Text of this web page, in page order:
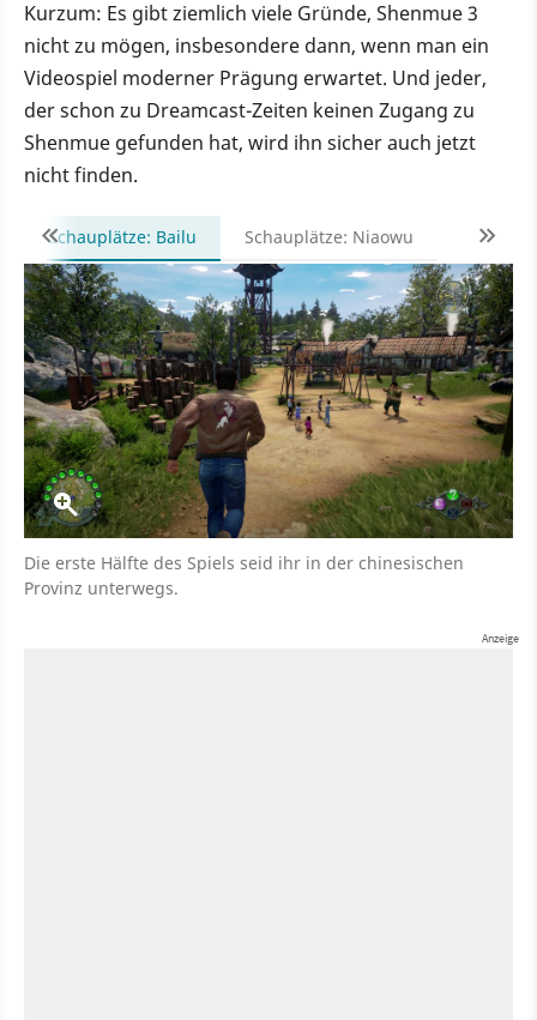
Kurzum: Es gibt ziemlich viele Gründe, Shenmue 3
nicht zu mögen, insbesondere dann, wenn man ein
Videospiel moderner Prägung erwartet. Und jeder,
der schon zu Dreamcast-Zeiten keinen Zugang zu
Shenmue gefunden hat, wird ihn sicher auch jetzt
nicht finden.
Schauplätze: Bailu Schauplätze: Niaowu
Die erste Hälfte des Spiels seid ihr in der chinesischen
Provinz unterwegs.